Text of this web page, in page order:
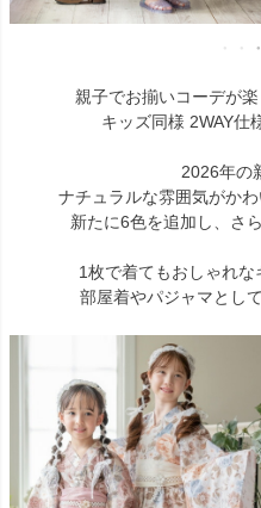
親子でお揃いコーデが
キッズ同様 2WAY
2026年の
ナチュラルな雰囲気がか
新たに6色を追加し、さ
1枚で着てもおしゃれ
部屋着やパジャマとし